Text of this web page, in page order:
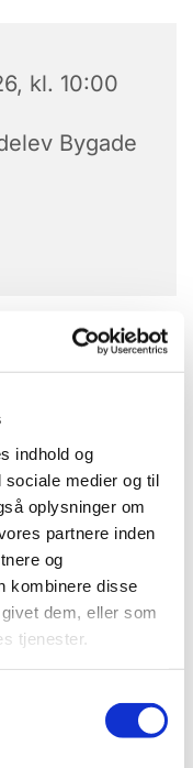
indhold og
medier og til
oplysninger om
partnere inden
og
kombinere disse
dem, eller som
tjenester.
kl. 10:00
Bygade
i skoleferier)
te i
4087 2866.